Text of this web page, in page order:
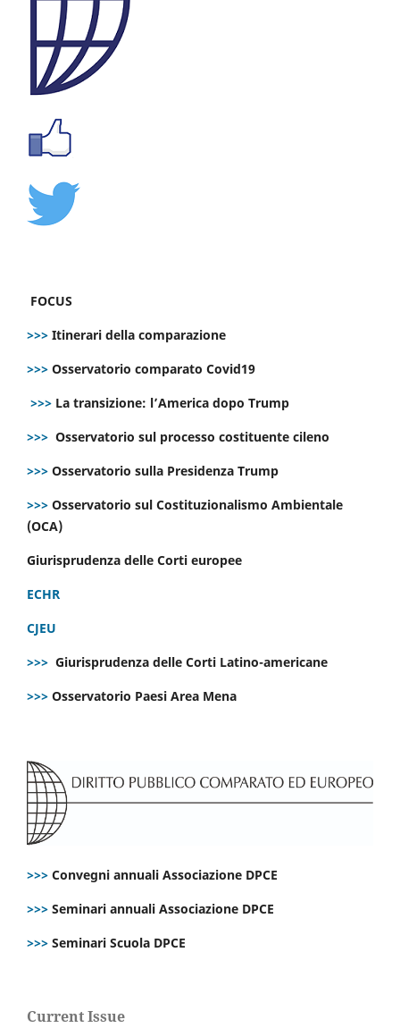
FOCUS
>>> Itinerari della comparazione
>>> Osservatorio comparato Covid19
>>> La transizione: l’America dopo Trump
>>> Osservatorio sul processo costituente cileno
>>> Osservatorio sulla Presidenza Trump
>>> Osservatorio sul Costituzionalismo Ambientale
(OCA)
Giurisprudenza delle Corti europee
ECHR
CJEU
>>> Giurisprudenza delle Corti Latino-americane
>>> Osservatorio Paesi Area Mena
>>> Convegni annuali Associazione DPCE
>>> Seminari annuali Associazione DPCE
>>> Seminari Scuola DPCE
Current Issue